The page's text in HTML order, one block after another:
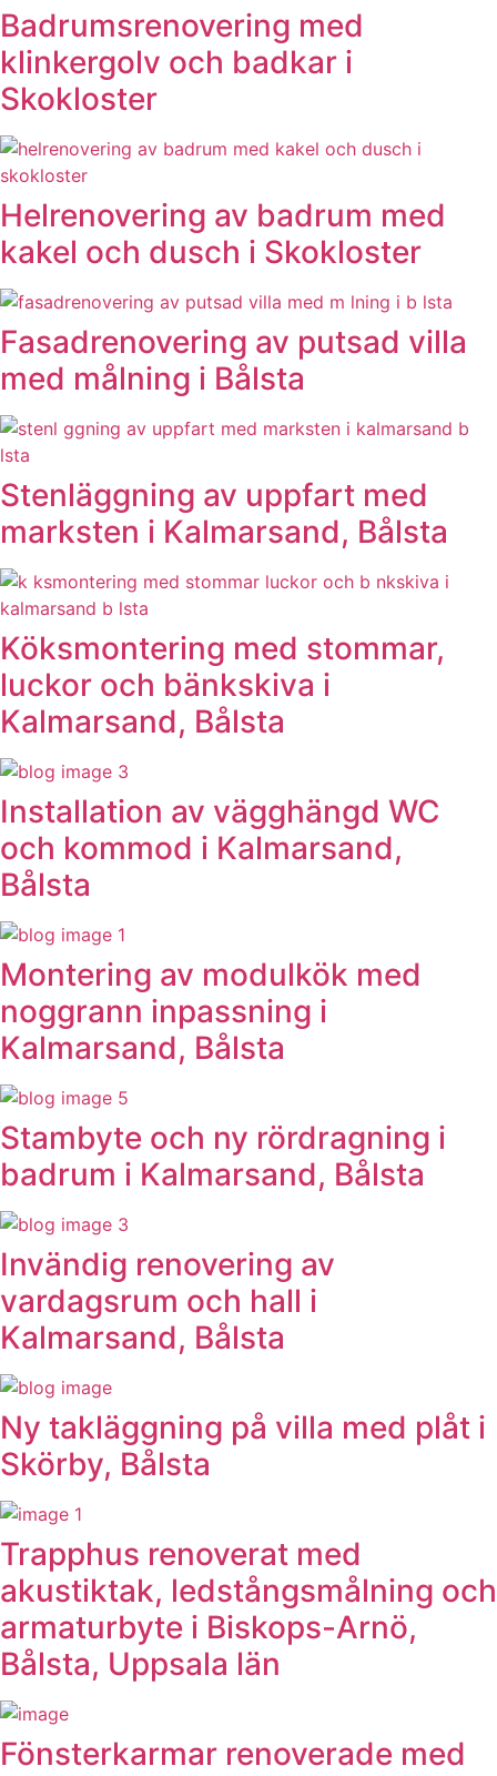
Badrumsrenovering med
klinkergolv och badkar i
Skokloster
Helrenovering av badrum med
kakel och dusch i Skokloster
Fasadrenovering av putsad villa
med målning i Bålsta
Stenläggning av uppfart med
marksten i Kalmarsand, Bålsta
Köksmontering med stommar,
luckor och bänkskiva i
Kalmarsand, Bålsta
Installation av vägghängd WC
och kommod i Kalmarsand,
Bålsta
Montering av modulkök med
noggrann inpassning i
Kalmarsand, Bålsta
Stambyte och ny rördragning i
badrum i Kalmarsand, Bålsta
Invändig renovering av
vardagsrum och hall i
Kalmarsand, Bålsta
Ny takläggning på villa med plåt i
Skörby, Bålsta
Trapphus renoverat med
akustiktak, ledstångsmålning och
armaturbyte i Biskops-Arnö,
Bålsta, Uppsala län
Fönsterkarmar renoverade med